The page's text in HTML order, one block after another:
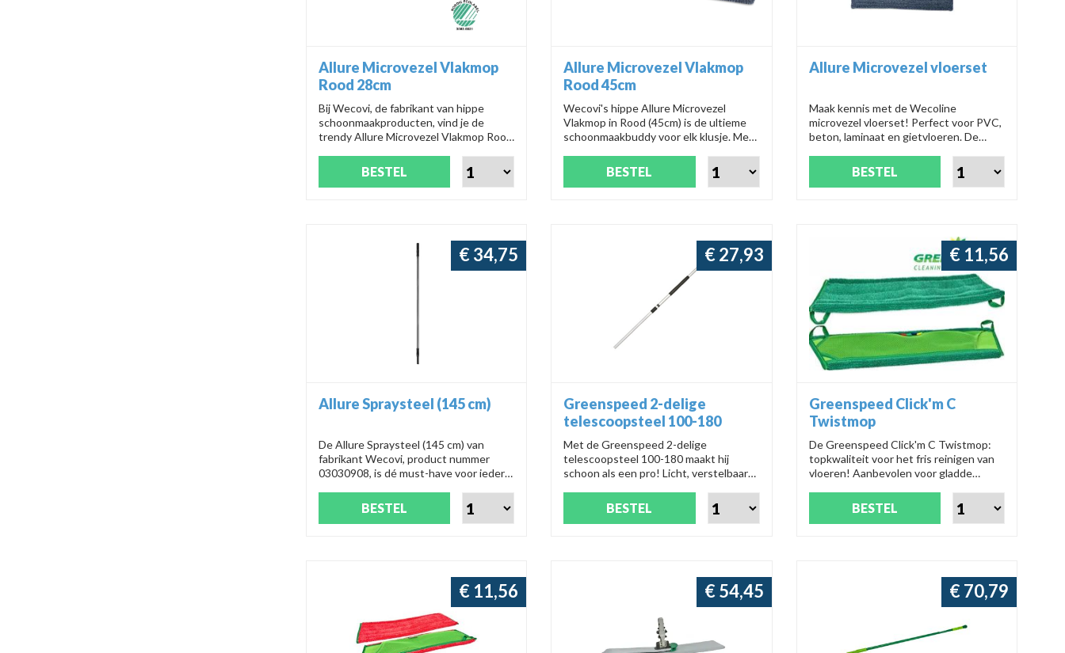
Allure Microvezel Vlakmop
Rood 28cm
Bij Wecovi, de fabrikant van hippe
schoonmaakproducten, vind je de
trendy Allure Microvezel Vlakmop Rood
maak je moeiteloos alles blinkend
BESTEL
Allure Microvezel Vlakmop
Rood 45cm
Wecovi's hippe Allure Microvezel
Vlakmop in Rood (45cm) is de ultieme
schoonmaakbuddy voor elk klusje. Met
mop elke ruimte weer spic en span!
BESTEL
Allure Microvezel vloerset
Maak kennis met de Wecoline
microvezel vloerset! Perfect voor PVC,
beton, laminaat en gietvloeren. De
klittenband op de vlakmop bukken
voorkomt. Altijd water bij de hand met
BESTEL
Allure Spraysteel (145 cm)
De Allure Spraysteel (145 cm) van
fabrikant Wecovi, product nummer
03030908, is dé must-have voor iedere
spraysteel wordt schoonmaken een
fluitje van een cent!
€ 34,75
BESTEL
Greenspeed 2-delige
telescoopsteel 100-180
Met de Greenspeed 2-delige
telescoopsteel 100-180 maakt hij
schoon als een pro! Licht, verstelbaar
reiniging. Makkelijk schoon te maken en
met handige grip. Perfect voor elke
€ 27,93
BESTEL
Greenspeed Click'm C
Twistmop
De Greenspeed Click'm C Twistmop:
topkwaliteit voor het fris reinigen van
vloeren! Aanbevolen voor gladde
streeploze glans. Makkelijk vuil
opnemen en hygiënisch verwijderen.
€ 11,56
BESTEL
€ 11,56 € 54,45 € 70,79